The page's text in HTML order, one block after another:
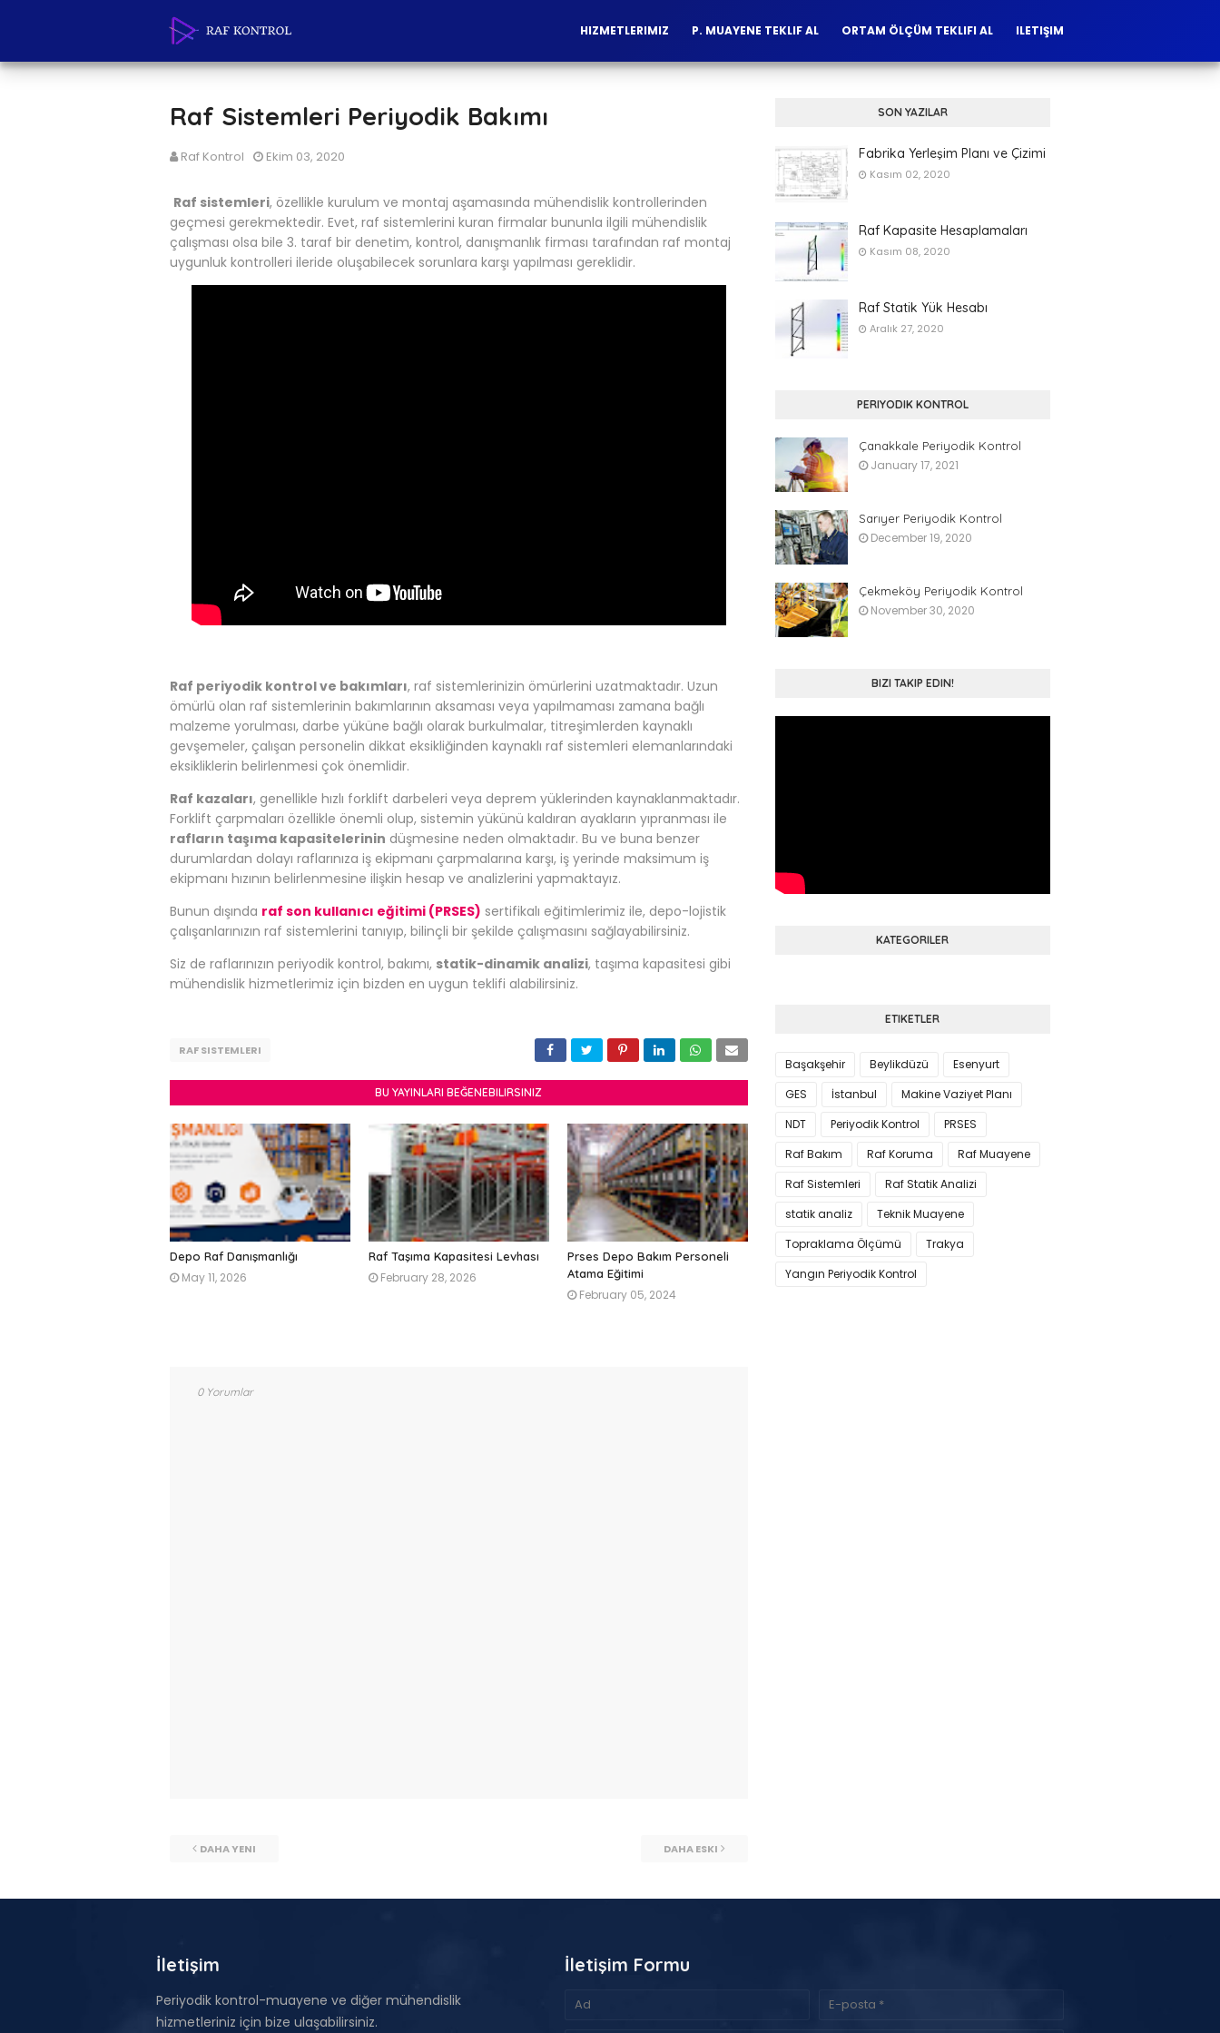
HIZMETLERIMIZ P. MUAYENE TEKLIF AL ORTAM ÖLÇÜM TEKLIFI AL ILETIŞIM
Raf Sistemleri Periyodik Bakımı
Raf Kontrol Ekim 03, 2020
Raf sistemleri, özellikle kurulum ve montaj aşamasında mühendislik kontrollerinden
geçmesi gerekmektedir. Evet, raf sistemlerini kuran firmalar bununla ilgili mühendislik
çalışması olsa bile 3. taraf bir denetim, kontrol, danışmanlık firması tarafından raf montaj
uygunluk kontrolleri ileride oluşabilecek sorunlara karşı yapılması gereklidir.
Raf periyodik kontrol ve bakımları, raf sistemlerinizin ömürlerini uzatmaktadır. Uzun
ömürlü olan raf sistemlerinin bakımlarının aksaması veya yapılmaması zamana bağlı
malzeme yorulması, darbe yüküne bağlı olarak burkulmalar, titreşimlerden kaynaklı
gevşemeler, çalışan personelin dikkat eksikliğinden kaynaklı raf sistemleri elemanlarındaki
eksikliklerin belirlenmesi çok önemlidir.
Raf kazaları, genellikle hızlı forklift darbeleri veya deprem yüklerinden kaynaklanmaktadır.
Forklift çarpmaları özellikle önemli olup, sistemin yükünü kaldıran ayakların yıpranması ile
rafların taşıma kapasitelerinin düşmesine neden olmaktadır. Bu ve buna benzer
durumlardan dolayı raflarınıza iş ekipmanı çarpmalarına karşı, iş yerinde maksimum iş
ekipmanı hızının belirlenmesine ilişkin hesap ve analizlerini yapmaktayız.
Bunun dışında raf son kullanıcı eğitimi (PRSES) sertifikalı eğitimlerimiz ile, depo-lojistik
çalışanlarınızın raf sistemlerini tanıyıp, bilinçli bir şekilde çalışmasını sağlayabilirsiniz.
Siz de raflarınızın periyodik kontrol, bakımı, statik-dinamik analizi, taşıma kapasitesi gibi
mühendislik hizmetlerimiz için bizden en uygun teklifi alabilirsiniz.
RAF SISTEMLERI
BU YAYINLARI BEĞENEBILIRSINIZ
Depo Raf Danışmanlığı
May 11, 2026
Raf Taşıma Kapasitesi Levhası
February 28, 2026
Prses Depo Bakım Personeli
Atama Eğitimi
February 05, 2024
0 Yorumlar
DAHA YENI DAHA ESKI
SON YAZILAR
Fabrika Yerleşim Planı ve Çizimi
Kasım 02, 2020
Raf Kapasite Hesaplamaları
Kasım 08, 2020
Raf Statik Yük Hesabı
Aralık 27, 2020
PERIYODIK KONTROL
Çanakkale Periyodik Kontrol
January 17, 2021
Sarıyer Periyodik Kontrol
December 19, 2020
Çekmeköy Periyodik Kontrol
November 30, 2020
BIZI TAKIP EDIN!
KATEGORILER
ETIKETLER
Başakşehir Beylikdüzü
Esenyurt
GES
İstanbul
Makine Vaziyet Planı
NDT
Periyodik Kontrol
PRSES
Raf Bakım
Raf Koruma
Raf Muayene
Raf Sistemleri
Raf Statik Analizi
statik analiz
Teknik Muayene
Topraklama Ölçümü
Trakya
Yangın Periyodik Kontrol
İletişim
Periyodik kontrol-muayene ve diğer mühendislik
hizmetleriniz için bize ulaşabilirsiniz.
İletişim Formu